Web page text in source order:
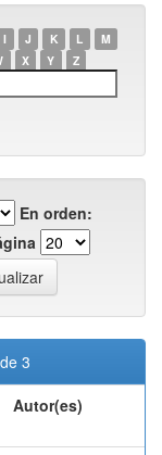
I J K L
M
X Y Z
En orden:
3
Autor(es)